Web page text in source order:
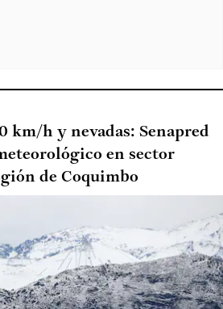
km/h y nevadas: Senapred
en sector
de Coquimbo